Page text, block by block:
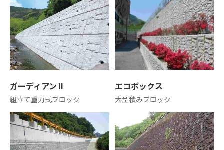
カルバート
貯留
農業用水路
CCBOX-景観製品
その他工法
ガーディアンⅡ
組立て重力式ブロック
エコボックス
大型積みブロック